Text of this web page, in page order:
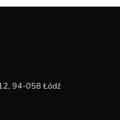
94-058 Łódź